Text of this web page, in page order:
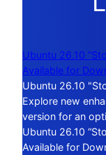
Ubuntu 26.10
Available for
Ubuntu 26.10
Explore new
version for an
Ubuntu 26.10
Available for